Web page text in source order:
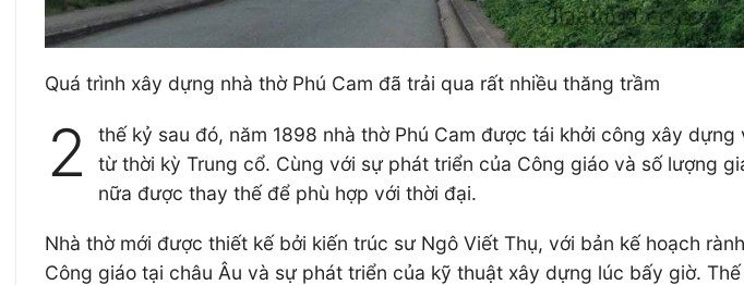
Quá trình xây dựng nhà thờ Phú Cam đã trải qua rất nhiều thăng trầm
2
thế kỷ sau đó, năm 1898 nhà thờ Phú Cam được tái khởi công xây
từ thời kỳ Trung cổ. Cùng với sự phát triển của Công giáo và số lượng
nữa được thay thế để phù hợp với thời đại.
Nhà thờ mới được thiết kế bởi kiến trúc sư Ngô Viết Thụ, với bản kế hoạch
Công giáo tại châu Âu và sự phát triển của kỹ thuật xây dựng lúc bấy giờ.